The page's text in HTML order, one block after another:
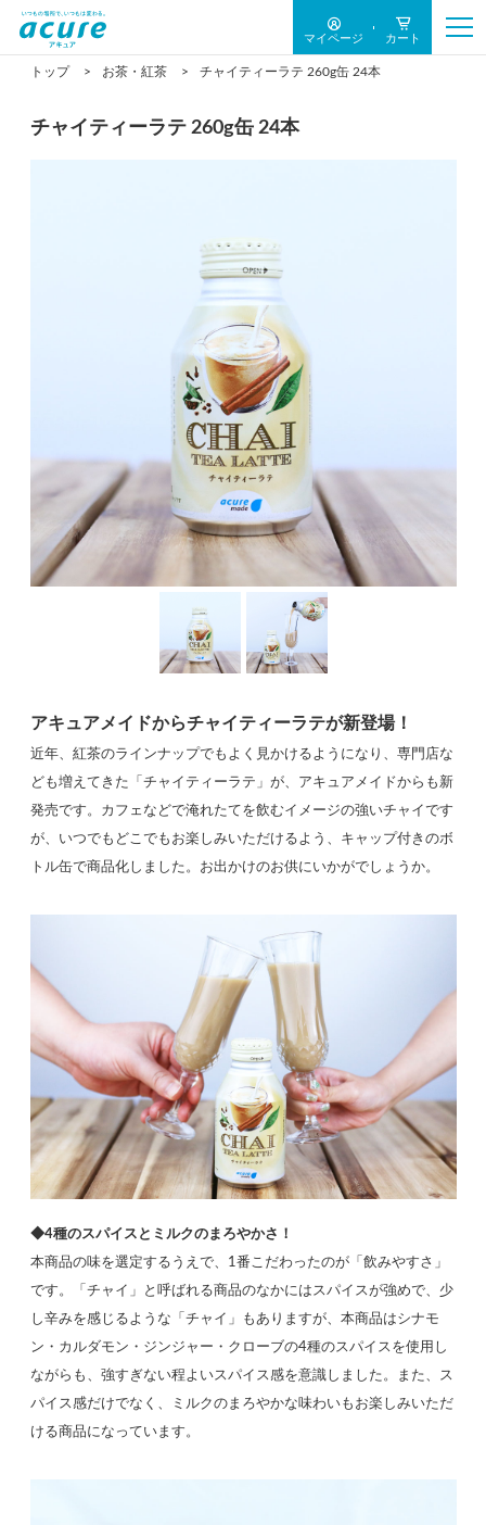
マイページ カート
トップ お茶・紅茶 チャイティーラテ 260g缶 24本
チャイティーラテ 260g缶 24本
アキュアメイドからチャイティーラテが新登場！
近年、紅茶のラインナップでもよく見かけるようになり、専門店な
ども増えてきた「チャイティーラテ」が、アキュアメイドからも新
発売です。カフェなどで淹れたてを飲むイメージの強いチャイです
が、いつでもどこでもお楽しみいただけるよう、キャップ付きのボ
トル缶で商品化しました。お出かけのお供にいかがでしょうか。
◆4種のスパイスとミルクのまろやかさ！
本商品の味を選定するうえで、1番こだわったのが「飲みやすさ」
です。「チャイ」と呼ばれる商品のなかにはスパイスが強めで、少
し辛みを感じるような「チャイ」もありますが、本商品はシナモ
ン・カルダモン・ジンジャー・クローブの4種のスパイスを使用し
ながらも、強すぎない程よいスパイス感を意識しました。また、ス
パイス感だけでなく、ミルクのまろやかな味わいもお楽しみいただ
ける商品になっています。